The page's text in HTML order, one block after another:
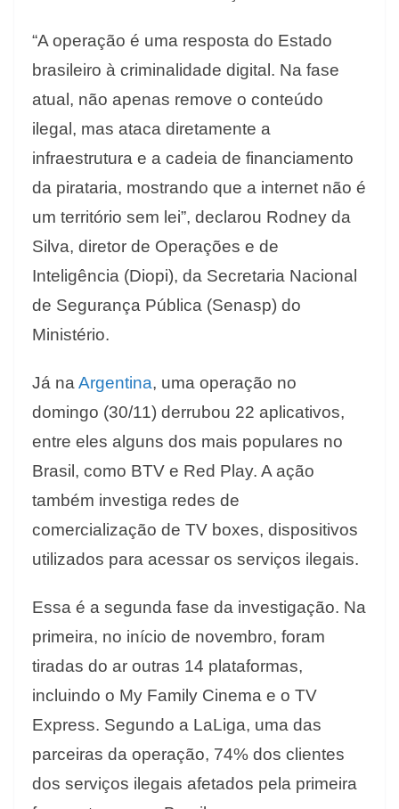
“A operação é uma resposta do Estado
brasileiro à criminalidade digital. Na fase
atual, não apenas remove o conteúdo
ilegal, mas ataca diretamente a
infraestrutura e a cadeia de financiamento
da pirataria, mostrando que a internet não é
um território sem lei”, declarou Rodney da
Silva, diretor de Operações e de
Inteligência (Diopi), da Secretaria Nacional
de Segurança Pública (Senasp) do
Ministério.
Já na Argentina, uma operação no
domingo (30/11) derrubou 22 aplicativos,
entre eles alguns dos mais populares no
Brasil, como BTV e Red Play. A ação
também investiga redes de
comercialização de TV boxes, dispositivos
utilizados para acessar os serviços ilegais.
Essa é a segunda fase da investigação. Na
primeira, no início de novembro, foram
tiradas do ar outras 14 plataformas,
incluindo o My Family Cinema e o TV
Express. Segundo a LaLiga, uma das
parceiras da operação, 74% dos clientes
dos serviços ilegais afetados pela primeira